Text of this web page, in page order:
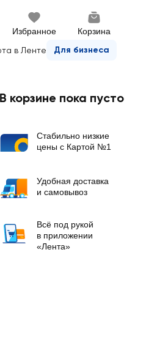
Избранное Корзина
в Ленте Для бизнеса
В корзине пока пусто
Стабильно низкие
цены с Картой №1
Удобная доставка
и самовывоз
Всё под рукой
в приложении
«Лента»